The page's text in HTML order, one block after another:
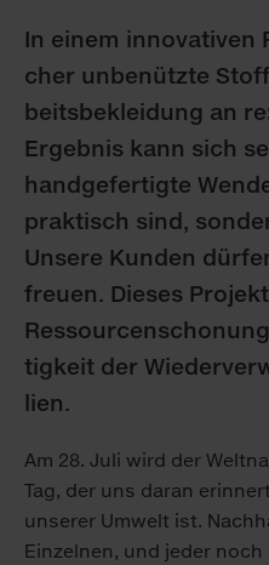
In ei­nem
cher un­be­nütz­te
beits­be­klei­dung an
Er­geb­nis kann sich
hand­ge­fer­tig­te
prak­tisch sind,
Un­se­re Kun­den
freu­en. Die­ses
tig­keit der
li­en.
Am 28. Ju­li wird der
Tag, der uns dar­an
un­se­rer Um­welt ist.
Ein­zel­nen, und je­der